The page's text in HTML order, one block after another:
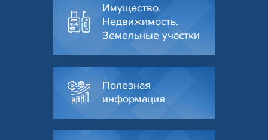
Имущество.
Недвижимость.
Земельные участки
Полезная
информация